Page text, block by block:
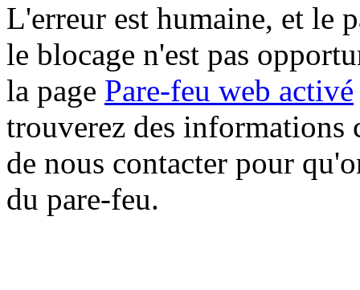
L'erreur est humaine, et le
le blocage n'est pas
la page Pare-feu web activé
trouverez des informations
de nous contacter pour
du pare-feu.